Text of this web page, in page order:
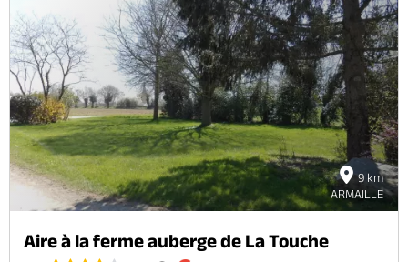
9 km
ARMAILLE
Aire à la ferme auberge de La Touche